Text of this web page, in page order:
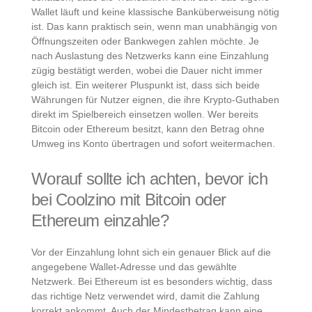
Wallet läuft und keine klassische Banküberweisung nötig
ist. Das kann praktisch sein, wenn man unabhängig von
Öffnungszeiten oder Bankwegen zahlen möchte. Je
nach Auslastung des Netzwerks kann eine Einzahlung
zügig bestätigt werden, wobei die Dauer nicht immer
gleich ist. Ein weiterer Pluspunkt ist, dass sich beide
Währungen für Nutzer eignen, die ihre Krypto-Guthaben
direkt im Spielbereich einsetzen wollen. Wer bereits
Bitcoin oder Ethereum besitzt, kann den Betrag ohne
Umweg ins Konto übertragen und sofort weitermachen.
Worauf sollte ich achten, bevor ich
bei Coolzino mit Bitcoin oder
Ethereum einzahle?
Vor der Einzahlung lohnt sich ein genauer Blick auf die
angegebene Wallet-Adresse und das gewählte
Netzwerk. Bei Ethereum ist es besonders wichtig, dass
das richtige Netz verwendet wird, damit die Zahlung